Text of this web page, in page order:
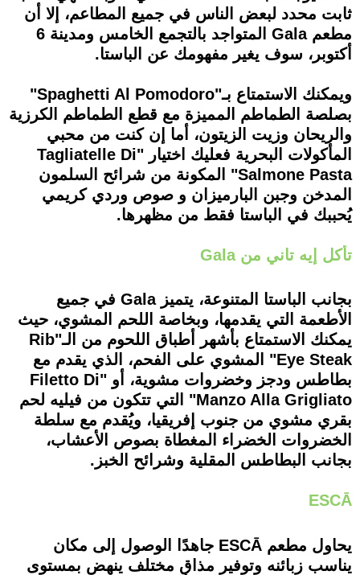
ثابت محدد لبعض الناس في جميع المطاعم، إلا أن
مطعم Gala المتواجد بالتجمع الخامس ومدينة 6
أكتوبر، سوف يغير مفهومك عن الباستا.
ويمكنك الاستمتاع بـ"Spaghetti Al Pomodoro"
بصلصة الطماطم المميزة مع قطع الطماطم الكرزية
والريحان وزيت الزيتون، أما إن كنت من محبي
المأكولات البحرية فعليك اختيار "Tagliatelle Di
Salmone Pasta" المكونة من شرائح السلمون
المدخن وجبن البارميزان و صوص وردي كريمي
يُحببك في الباستا فقط من مظهرها.
تأكل إيه تاني من Gala
بجانب الباستا المتنوعة، يتميز Gala في جميع
الأطعمة التي يقدمها، وبخاصة اللحم المشوي، حيث
يمكنك الاستمتاع بأشهر أطباق اللحوم من الـ"Rib
Eye Steak" المشوي على الفحم، الذي يقدم مع
بطاطس ودجز وخضروات مشوية، أو "Filetto Di
Manzo Alla Grigliato" التي تتكون من فيليه لحم
بقري مشوي من جنوب إفريقيا، ويُقدم مع سلطة
الخضروات الخضراء المغطاة بصوص الأعشاب،
بجانب البطاطس المقلية وشرائح الخبز.
ESCĀ
يحاول مطعم ESCĀ جاهدًا الوصول إلى مكان
يناسب زبائنه وتوفير مذاق مختلف ينهض بمستوى